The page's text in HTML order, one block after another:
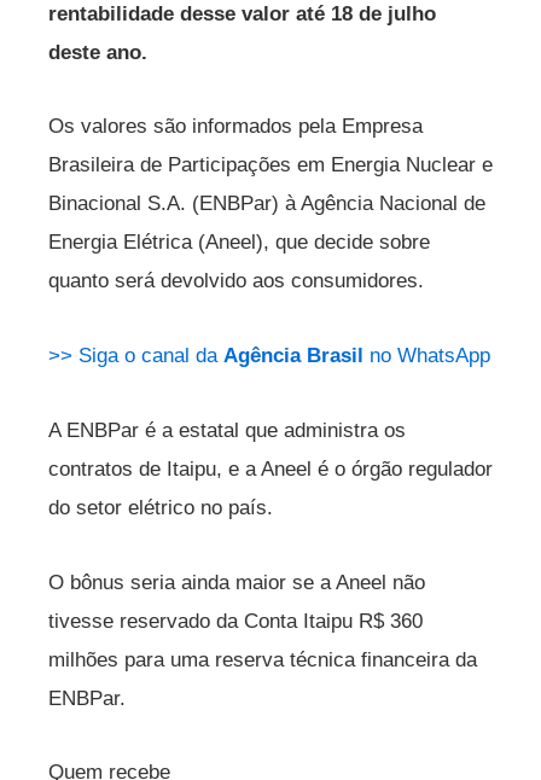
rentabilidade desse valor até 18 de julho
deste ano.
Os valores são informados pela Empresa
Brasileira de Participações em Energia Nuclear e
Binacional S.A. (ENBPar) à Agência Nacional de
Energia Elétrica (Aneel), que decide sobre
quanto será devolvido aos consumidores.
>> Siga o canal da Agência Brasil no WhatsApp
A ENBPar é a estatal que administra os
contratos de Itaipu, e a Aneel é o órgão regulador
do setor elétrico no país.
O bônus seria ainda maior se a Aneel não
tivesse reservado da Conta Itaipu R$ 360
milhões para uma reserva técnica financeira da
ENBPar.
Quem recebe